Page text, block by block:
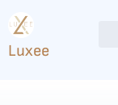
Luxee